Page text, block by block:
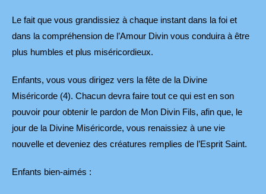
Le fait que vous grandissiez à chaque instant dans la foi et
dans la compréhension de l’Amour Divin vous conduira à être
plus humbles et plus miséricordieux.
Enfants, vous vous dirigez vers la fête de la Divine
Miséricorde (4). Chacun devra faire tout ce qui est en son
pouvoir pour obtenir le pardon de Mon Divin Fils, afin que, le
jour de la Divine Miséricorde, vous renaissiez à une vie
nouvelle et deveniez des créatures remplies de l’Esprit Saint.
Enfants bien-aimés :